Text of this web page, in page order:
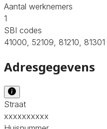
Aantal werknemers
1
SBI codes
41000, 52109, 81210, 81301
Adresgegevens
Straat
xxxxxxxxxx